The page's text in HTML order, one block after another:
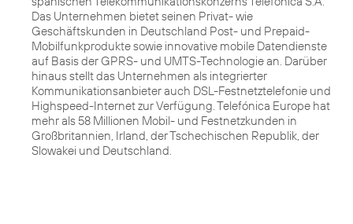
Das Unternehmen bietet seinen Privat- wie
Geschäftskunden in Deutschland Post- und Prepaid-
Mobilfunkprodukte sowie innovative mobile Datendienste
auf Basis der GPRS- und UMTS-Technologie an. Darüber
hinaus stellt das Unternehmen als integrierter
Kommunikationsanbieter auch DSL-Festnetztelefonie und
Highspeed-Internet zur Verfügung. Telefónica Europe hat
mehr als 58 Millionen Mobil- und Festnetzkunden in
Großbritannien, Irland, der Tschechischen Republik, der
Slowakei und Deutschland.